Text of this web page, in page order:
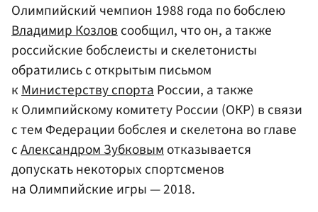
Олимпийский чемпион 1988 года по бобслею
Владимир Козловсообщил, что он, а также
российские бобслеисты и скелетонисты
обратились с открытым письмом
кМинистерству спортаРоссии, а также
к Олимпийскому комитету России (ОКР) в связи
с тем Федерации бобслея и скелетона во главе
сАлександром Зубковымотказывается
допускать некоторых спортсменов
на Олимпийские игры — 2018.